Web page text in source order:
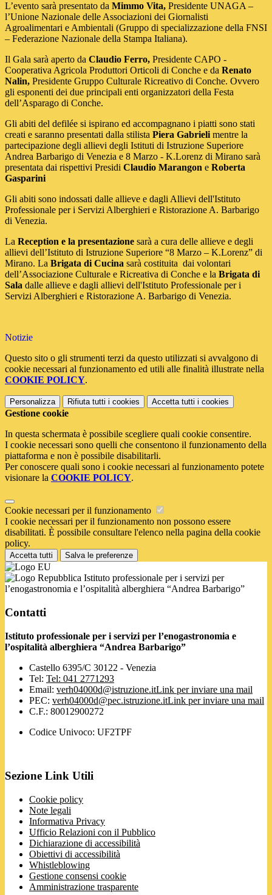
L’evento sarà presentato da Mimmo Vita, Presidente UNAGA –
l’Unione Nazionale delle Associazioni dei Giornalisti
Agroalimentari e Ambientali (Gruppo di specializzazione della FNSI
– Federazione Nazionale della Stampa Italiana).
Il Gala sarà aperto da Claudio Ferro, Presidente CAPO -
Cooperativa Agricola Produttori Orticoli di Conche e da Renato
Nalin, Presidente Gruppo Culturale Ricreativo di Conche. Ovvero
gli esponenti dei due principali enti organizzatori della Festa
dell’Asparago di Conche.
Gli abiti del defilée si ispirano ed accompagnano i piatti sono stati
creati e saranno presentati dalla stilista Piera Gabrieli mentre la
partecipazione degli allievi degli Istituti di Istruzione Superiore
Andrea Barbarigo di Venezia e 8 Marzo - K.Lorenz di Mirano sarà
presentata dai rispettivi Presidi Claudio Marangon e Roberta
Gasparini
Gli abiti sono indossati dalle allieve e dagli Allievi dell'Istituto
Professionale per i Servizi Alberghieri e Ristorazione A. Barbarigo
di Venezia.
La Reception e la presentazione sarà a cura delle allieve e degli
allievi dell’Istituto di Istruzione Superiore “8 Marzo – K.Lorenz” di
Mirano. La Brigata di Cucina sarà costituita dai volontari
dell’Associazione Culturale e Ricreativa di Conche e la Brigata di
Sala dalle allieve e dagli allievi dell'Istituto Professionale per i
Servizi Alberghieri e Ristorazione A. Barbarigo di Venezia.
Notizie
Questo sito o gli strumenti terzi da questo utilizzati si avvalgono di
cookie necessari al funzionamento ed utili alle finalità illustrate nella
COOKIE POLICY.
Personalizza Rifiuta tutti i cookies Accetta tutti i cookies
Gestione cookie
In questa schermata è possibile scegliere quali cookie consentire.
I cookie necessari sono quelli che consentono il funzionamento della
piattaforma e non è possibile disabilitarli.
Per conoscere quali sono i cookie necessari al funzionamento potete
visionare la COOKIE POLICY.
Cookie necessari per il funzionamento
I cookie necessari per il funzionamento non possono essere
disabilitati. È possibile consultare l'elenco nella pagina della cookie
policy.
Accetta tutti Salva le preferenze
Istituto professionale per i servizi per
l’enogastronomia e l’ospitalità alberghiera “Andrea Barbarigo”
Contatti
Istituto professionale per i servizi per l’enogastronomia e
l’ospitalità alberghiera “Andrea Barbarigo”
Castello 6395/C 30122 - Venezia
Tel: Tel: 041 2771293
Email: verh04000d@istruzione.itLink per inviare una mail
PEC: verh04000d@pec.istruzione.itLink per inviare una mail
C.F.: 80012900272
Codice Univoco: UF2TPF
Sezione Link Utili
Cookie policy
Note legali
Informativa Privacy
Ufficio Relazioni con il Pubblico
Dichiarazione di accessibilità
Obiettivi di accessibilità
Whistleblowing
Gestione consensi cookie
Amministrazione trasparente